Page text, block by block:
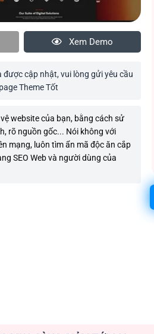
Xem Demo
được cập nhật, vui lòng gửi yêu cầu
Theme Tốt
website của bạn, bằng cách sử
rõ nguồn gốc... Nói không với
mạng, luôn tìm ẩn mã độc ăn cắp
SEO Web và người dùng của